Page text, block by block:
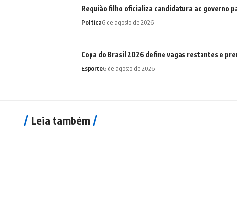
Requião filho oficializa candidatura ao governo
Política6 de agosto de 2026
Copa do Brasil 2026 define vagas restantes e
Esporte6 de agosto de 2026
Leia também